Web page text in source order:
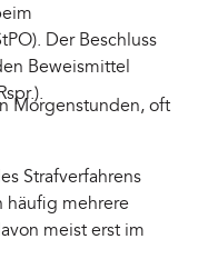
Der Beschluss
Beweismittel
Morgenstunden, oft
Strafverfahrens
häufig mehrere
meist erst im